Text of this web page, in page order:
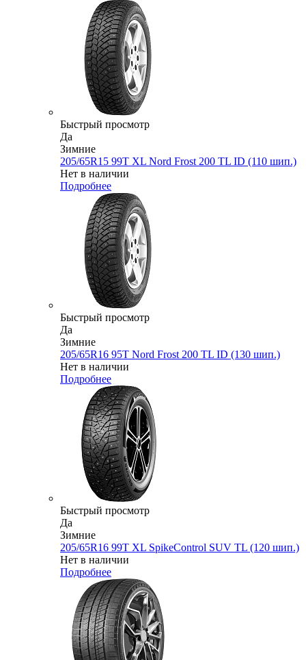
Быстрый просмотр
Да
Зимние
205/65R15 99T XL Nord Frost 200 TL ID (110 шип.)
Нет в наличии
Подробнее
Быстрый просмотр
Да
Зимние
205/65R16 95T Nord Frost 200 TL ID (130 шип.)
Нет в наличии
Подробнее
Быстрый просмотр
Да
Зимние
205/65R16 99T XL SpikeControl SUV TL (120 шип.)
Нет в наличии
Подробнее